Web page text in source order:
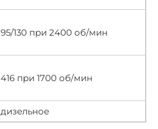
95/130 при 2400 об/мин
416 при 1700 об/мин
дизельное